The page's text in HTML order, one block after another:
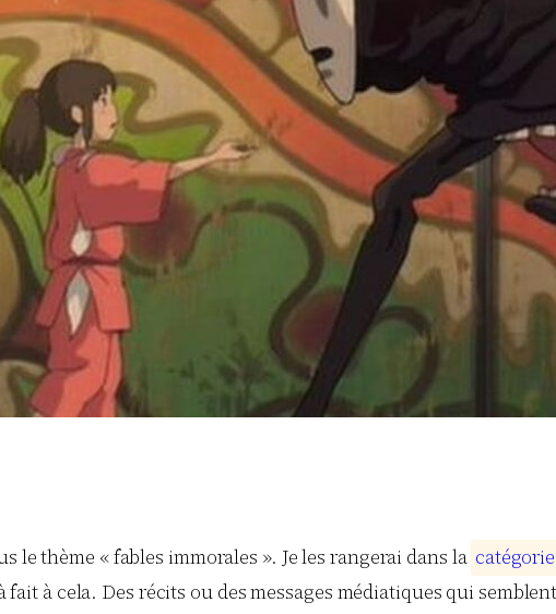
le thème « fables immorales ». Je les rangerai dans la catégorie
à cela. Des récits ou des messages médiatiques qui